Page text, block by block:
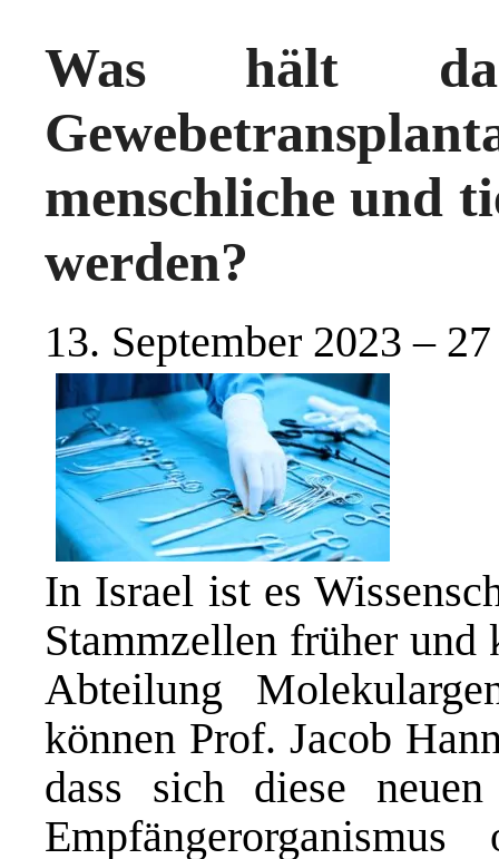
Was hält
menschliche und
werden?
13. September 2023 –
In Israel ist es
Stammzellen früher und
Abteilung
können Prof. Jacob
dass sich diese